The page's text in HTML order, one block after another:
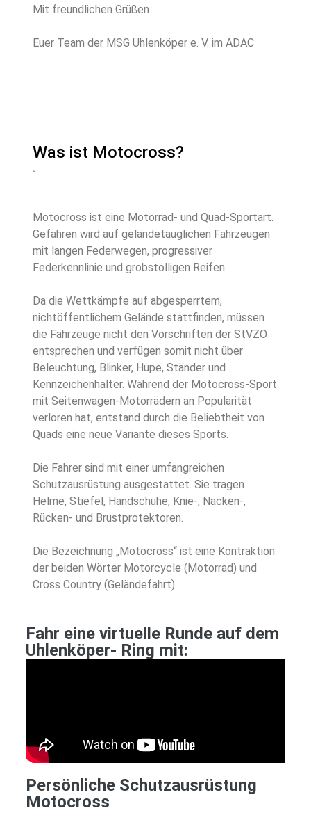
Mit freundlichen Grüßen
Euer Team der MSG Uhlenköper e. V. im ADAC
Was ist Motocross?
`
Motocross ist eine Motorrad- und Quad-Sportart.
Gefahren wird auf geländetauglichen Fahrzeugen
mit langen Federwegen, progressiver
Federkennlinie und grobstolligen Reifen.
Da die Wettkämpfe auf abgesperrtem,
nichtöffentlichem Gelände stattfinden, müssen
die Fahrzeuge nicht den Vorschriften der StVZO
entsprechen und verfügen somit nicht über
Beleuchtung, Blinker, Hupe, Ständer und
Kennzeichenhalter. Während der Motocross-Sport
mit Seitenwagen-Motorrädern an Popularität
verloren hat, entstand durch die Beliebtheit von
Quads eine neue Variante dieses Sports.
Die Fahrer sind mit einer umfangreichen
Schutzausrüstung ausgestattet. Sie tragen
Helme, Stiefel, Handschuhe, Knie-, Nacken-,
Rücken- und Brustprotektoren.
Die Bezeichnung „Motocross“ ist eine Kontraktion
der beiden Wörter Motorcycle (Motorrad) und
Cross Country (Geländefahrt).
Fahr eine virtuelle Runde auf dem
Uhlenköper- Ring mit:
Persönliche Schutzausrüstung
Motocross